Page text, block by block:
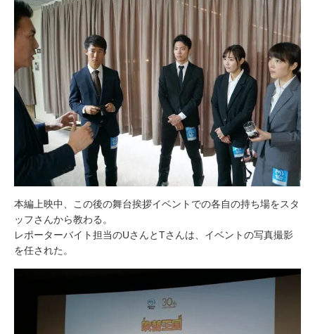
本編上映中、この後の舞台挨拶イベントでの各自の持ち場をスタ
ッフさんから教わる。
レポーターバイト担当のUさんとTさんは、イベントの写真撮影
を任された。